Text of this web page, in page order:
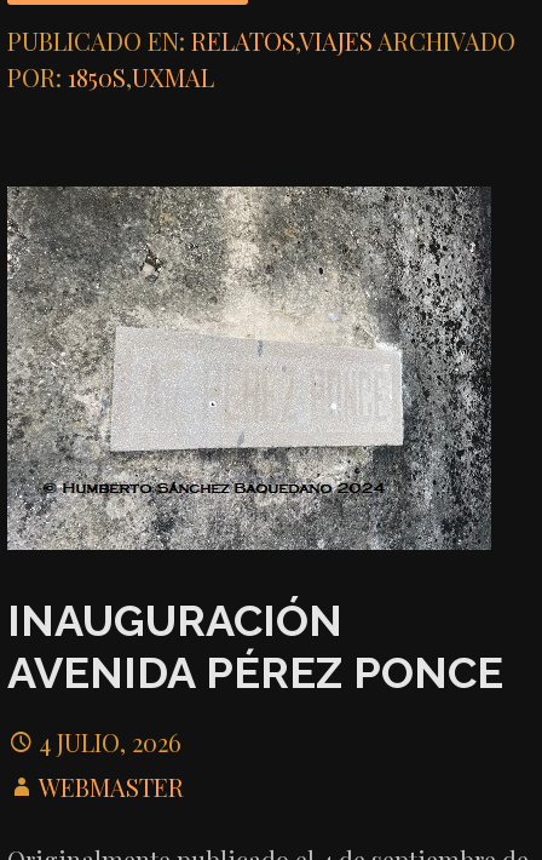
PUBLICADO EN:RELATOS,VIAJES ARCHIVADO
POR:1850S,UXMAL
INAUGURACIÓN
AVENIDA PÉREZ PONCE
4 JULIO, 2026
WEBMASTER